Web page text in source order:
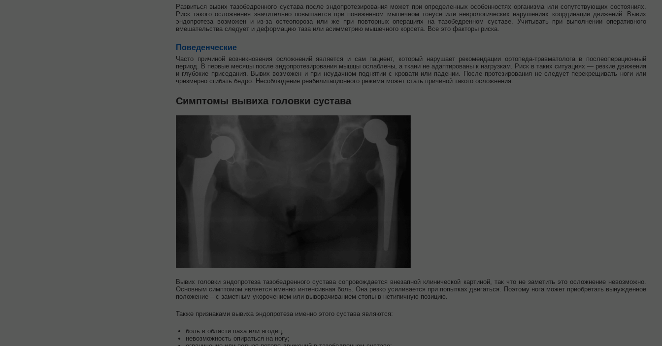
Развиться вывих тазобедренного сустава после эндопротезирования может при определенных особенностях организма или сопутствующих состояниях.
Риск такого осложнения значительно повышается при пониженном мышечном тонусе или неврологических нарушениях координации движений. Вывих
эндопротеза возможен и из-за остеопороза или же при повторных операциях на тазобедренном суставе. Учитывать при выполнении оперативного
вмешательства следует и деформацию таза или асимметрию мышечного корсета. Все это факторы риска.
Поведенческие
Часто причиной возникновения осложнений является и сам пациент, который нарушает рекомендации ортопеда-травматолога в послеоперационный
период. В первые месяцы после эндопротезирования мышцы ослаблены, а ткани не адаптированы к нагрузкам. Риск в таких ситуациях — резкие движения
и глубокие приседания. Вывих возможен и при неудачном поднятии с кровати или падении. После протезирования не следует перекрещивать ноги или
чрезмерно сгибать бедро. Несоблюдение реабилитационного режима может стать причиной такого осложнения.
Симптомы вывиха головки сустава
Вывих головки эндопротеза тазобедренного сустава сопровождается внезапной клинической картиной, так что не заметить это осложнение невозможно.
Основным симптомом является именно интенсивная боль. Она резко усиливается при попытках двигаться. Поэтому нога может приобретать вынужденное
положение – с заметным укорочением или выворачиванием стопы в нетипичную позицию.
Также признаками вывиха эндопротеза именно этого сустава являются:
боль в области паха или ягодиц;
невозможность опираться на ногу;